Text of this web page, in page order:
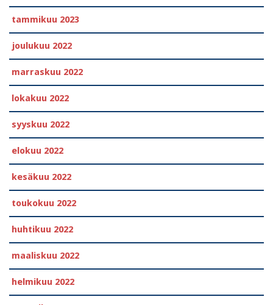
tammikuu 2023
joulukuu 2022
marraskuu 2022
lokakuu 2022
syyskuu 2022
elokuu 2022
kesäkuu 2022
toukokuu 2022
huhtikuu 2022
maaliskuu 2022
helmikuu 2022